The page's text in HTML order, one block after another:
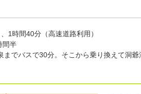
1時間40分（高速道路利用）
間半
で30分。そこから乗り換えて洞爺湖